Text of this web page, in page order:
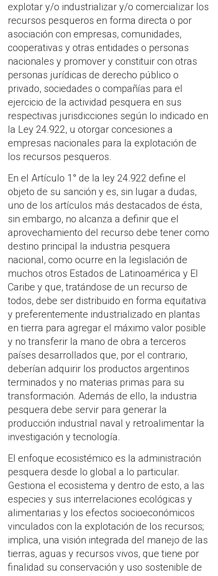
explotar y/o industrializar y/o comercializar los
recursos pesqueros en forma directa o por
asociación con empresas, comunidades,
cooperativas y otras entidades o personas
nacionales y promover y constituir con otras
personas jurídicas de derecho público o
privado, sociedades o compañías para el
ejercicio de la actividad pesquera en sus
respectivas jurisdicciones según lo indicado en
la Ley 24.922, u otorgar concesiones a
empresas nacionales para la explotación de
los recursos pesqueros.
En el Artículo 1° de la ley 24.922 define el
objeto de su sanción y es, sin lugar a dudas,
uno de los artículos más destacados de ésta,
sin embargo, no alcanza a definir que el
aprovechamiento del recurso debe tener como
destino principal la industria pesquera
nacional, como ocurre en la legislación de
muchos otros Estados de Latinoamérica y El
Caribe y que, tratándose de un recurso de
todos, debe ser distribuido en forma equitativa
y preferentemente industrializado en plantas
en tierra para agregar el máximo valor posible
y no transferir la mano de obra a terceros
países desarrollados que, por el contrario,
deberían adquirir los productos argentinos
terminados y no materias primas para su
transformación. Además de ello, la industria
pesquera debe servir para generar la
producción industrial naval y retroalimentar la
investigación y tecnología.
El enfoque ecosistémico es la administración
pesquera desde lo global a lo particular.
Gestiona el ecosistema y dentro de esto, a las
especies y sus interrelaciones ecológicas y
alimentarias y los efectos socioeconómicos
vinculados con la explotación de los recursos;
implica, una visión integrada del manejo de las
tierras, aguas y recursos vivos, que tiene por
finalidad su conservación y uso sostenible de